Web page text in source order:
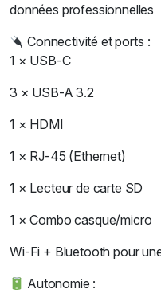
données professionnelles
Connectivité et ports :
1 × USB-C
3 × USB-A 3.2
1 × HDMI
1 × RJ-45 (Ethernet)
1 × Lecteur de carte SD
1 × Combo casque/micro
Wi-Fi + Bluetooth pour
Autonomie :